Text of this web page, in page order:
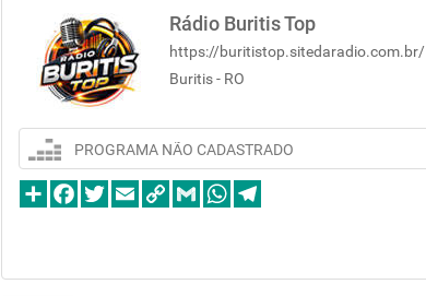
Rádio Buritis Top
https://buritistop.sitedaradio.com.br/
Buritis - RO
PROGRAMA NÃO CADASTRADO